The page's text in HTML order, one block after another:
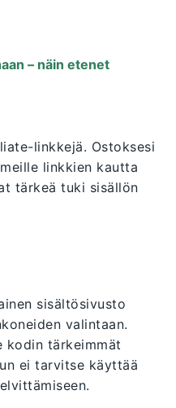
– näin etenet
linkkejä. Ostoksesi
linkkien kautta
tärkeä tuki sisällön
sisältösivusto
valintaan.
kodin tärkeimmät
ei tarvitse käyttää